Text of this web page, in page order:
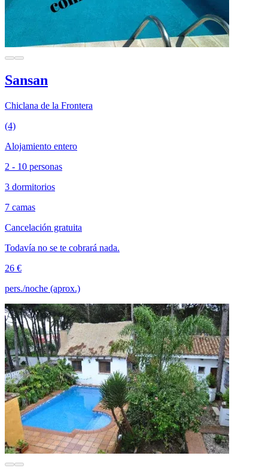
Sansan
Chiclana de la Frontera
(4)
Alojamiento entero
2 - 10 personas
3 dormitorios
7 camas
Cancelación gratuita
Todavía no se te cobrará nada.
26 €
pers./noche (aprox.)